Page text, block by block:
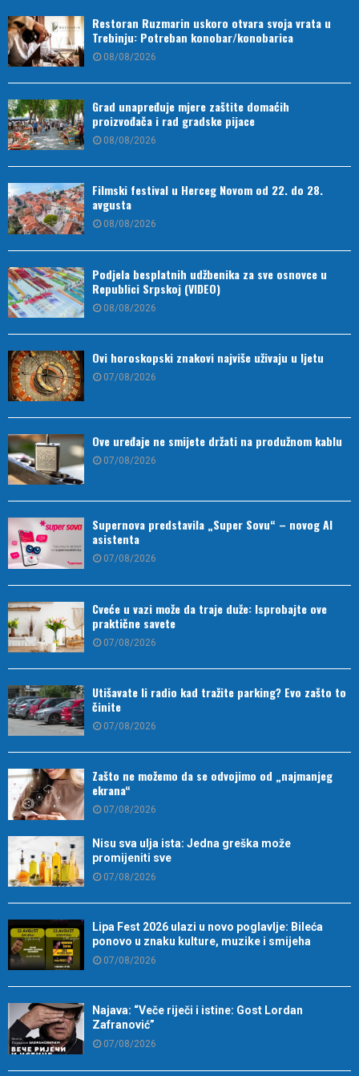
Restoran Ruzmarin uskoro otvara svoja vrata u
Trebinju: Potreban konobar/konobarica
08/08/2026
Grad unapređuje mjere zaštite domaćih
proizvođača i rad gradske pijace
08/08/2026
Filmski festival u Herceg Novom od 22. do 28.
avgusta
08/08/2026
Podjela besplatnih udžbenika za sve osnovce u
Republici Srpskoj (VIDEO)
08/08/2026
Ovi horoskopski znakovi najviše uživaju u ljetu
07/08/2026
Ove uređaje ne smijete držati na produžnom kablu
07/08/2026
Supernova predstavila „Super Sovu“ – novog AI
asistenta
07/08/2026
Cveće u vazi može da traje duže: Isprobajte ove
praktične savete
07/08/2026
Utišavate li radio kad tražite parking? Evo zašto to
činite
07/08/2026
Zašto ne možemo da se odvojimo od „najmanjeg
ekrana“
07/08/2026
Nisu sva ulja ista: Jedna greška može
promijeniti sve
07/08/2026
Lipa Fest 2026 ulazi u novo poglavlje: Bileća
ponovo u znaku kulture, muzike i smijeha
07/08/2026
Najava: “Veče riječi i istine: Gost Lordan
Zafranović”
07/08/2026